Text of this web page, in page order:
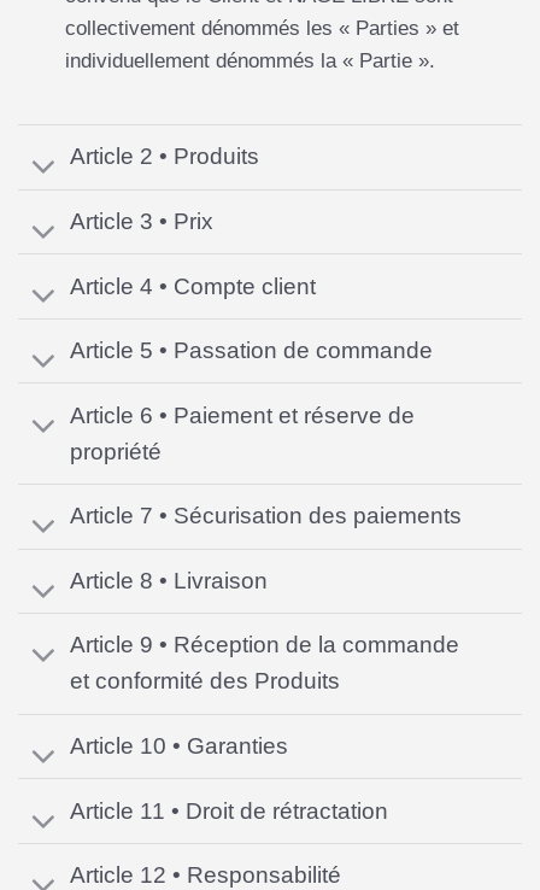
collectivementdénommés les « Parties » et
individuellement dénommés la « Partie ».
Article 2 • Produits
Article 3 • Prix
Article 4 • Compte client
Article 5 • Passation de commande
Article 6 • Paiement et réserve de
propriété
Article 7 • Sécurisation des paiements
Article 8 • Livraison
Article 9 • Réception de la commande
et conformité des Produits
Article 10 • Garanties
Article 11 • Droit de rétractation
Article 12 • Responsabilité